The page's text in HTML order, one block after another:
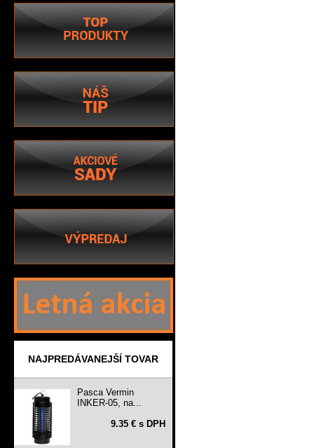
NAJPREDÁVANEJŠÍ TOVAR
Pasca Vermin
INKER-05, na...
9.35 € s DPH